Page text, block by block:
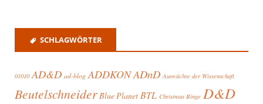
SCHLAGWÖRTER
01010 AD&D ad-blog ADDKONADnD Auswüchse der Wissenschaft
Beutelschneider Blue Planet BTL Christmas Binge D&D